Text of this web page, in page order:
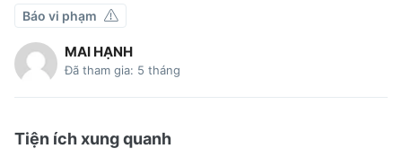
Báo vi phạm
MAI HẠNH
Đã tham gia: 5 tháng
Tiện ích xung quanh